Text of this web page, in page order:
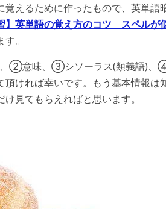
えるために作ったもので、英単語
】英単語の覚え方のコツ スペルが
。
、②意味、③シソーラス(類義語)
ければ幸いです。もう基本情報は
見てもらえればと思います。